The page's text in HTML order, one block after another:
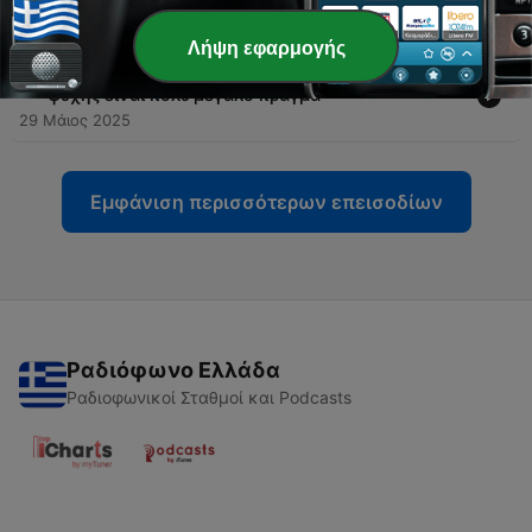
12 Ιούν 2025
4 - Επίκουρος & Μάρκος Αυρήλιος: Η αταραξία της
ψυχής είναι πολύ μεγάλο πράγμα
29 Μάιος 2025
Εμφάνιση περισσότερων επεισοδίων
Ραδιόφωνο Ελλάδα
Ραδιοφωνικοί Σταθμοί και Podcasts
Λήψη εφαρμογής